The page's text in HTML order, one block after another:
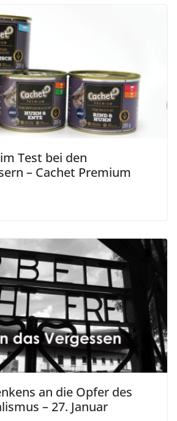
Test bei den
– Cachet Premium
an die Opfer des
– 27. Januar